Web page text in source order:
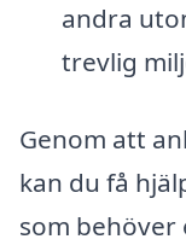
andra
trevlig
Genom att
kan du få
som